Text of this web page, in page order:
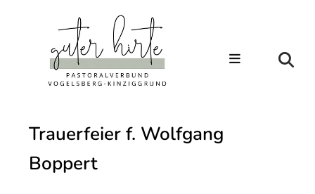
Trauerfeier f. Wolfgang
Boppert